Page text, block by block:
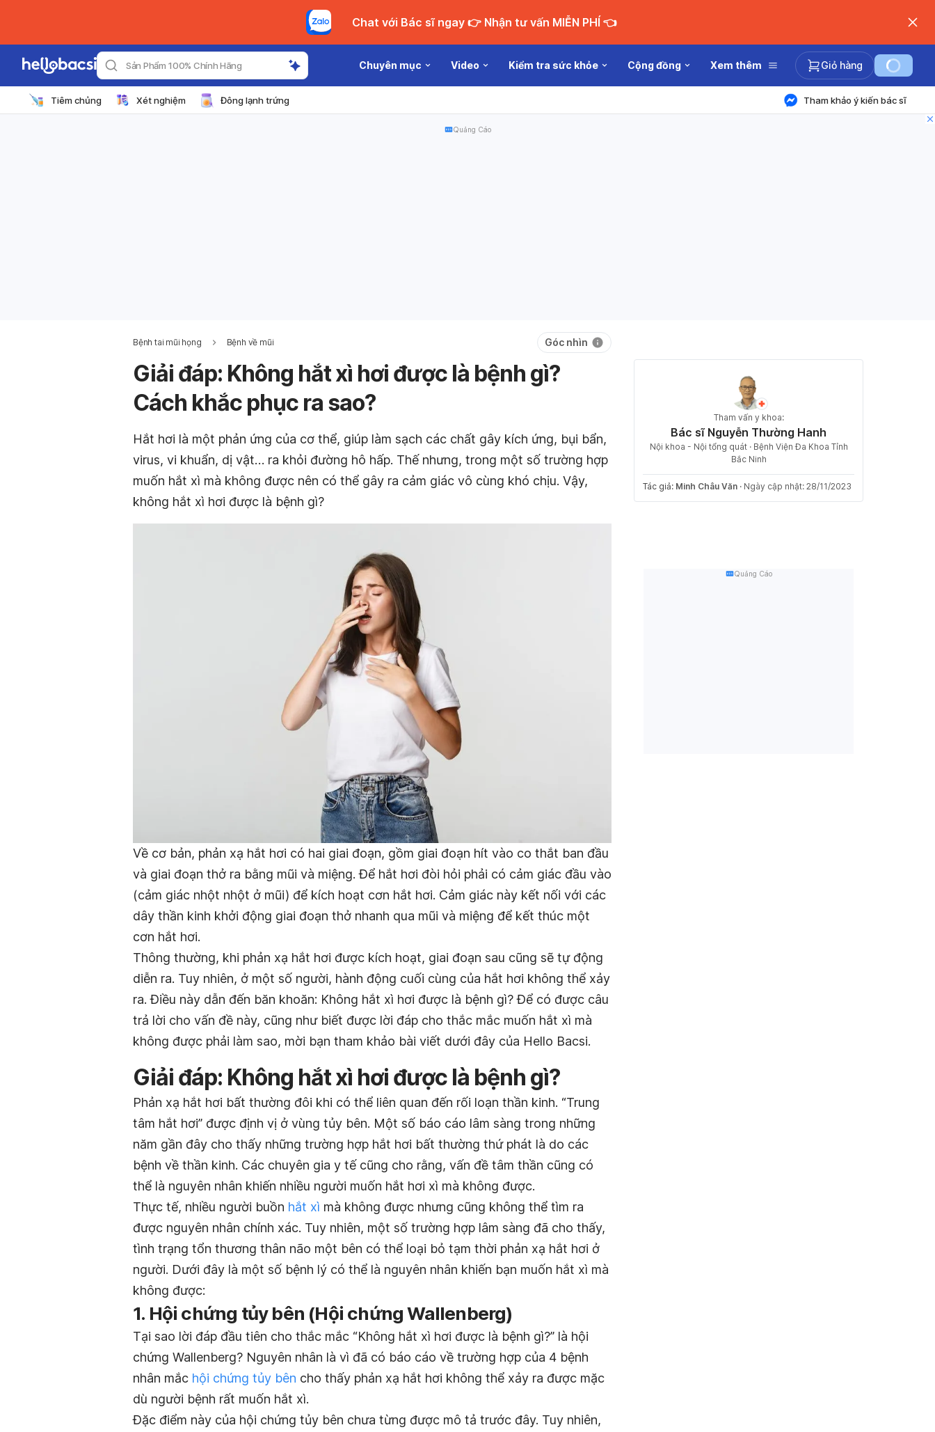
Chat với Bác sĩ ngay 👉 Nhận tư vấn MIỄN PHÍ 👈
Sản Phẩm 100% Chính Hãng Chuyên mục Video Kiểm tra sức khỏe Cộng đồng Xem thêm Giỏ hàng
Tiêm chủng Xét nghiệm Đông lạnh trứng Tham khảo ý kiến bác sĩ
Quảng Cáo
Bệnh tai mũi họng Bệnh về mũi Góc nhìn
Giải đáp: Không hắt xì hơi được là bệnh gì?
Cách khắc phục ra sao?
Hắt hơi là một phản ứng của cơ thể, giúp làm sạch các chất gây kích ứng, bụi bẩn,
virus, vi khuẩn, dị vật… ra khỏi đường hô hấp. Thế nhưng, trong một số trường hợp
muốn hắt xì mà không được nên có thể gây ra cảm giác vô cùng khó chịu. Vậy,
không hắt xì hơi được là bệnh gì?
Về cơ bản, phản xạ hắt hơi có hai giai đoạn, gồm giai đoạn hít vào co thắt ban đầu
và giai đoạn thở ra bằng mũi và miệng. Để hắt hơi đòi hỏi phải có cảm giác đầu vào
(cảm giác nhột nhột ở mũi) để kích hoạt cơn hắt hơi. Cảm giác này kết nối với các
dây thần kinh khởi động giai đoạn thở nhanh qua mũi và miệng để kết thúc một
cơn hắt hơi.
Thông thường, khi phản xạ hắt hơi được kích hoạt, giai đoạn sau cũng sẽ tự động
diễn ra. Tuy nhiên, ở một số người, hành động cuối cùng của hắt hơi không thể xảy
ra. Điều này dẫn đến băn khoăn: Không hắt xì hơi được là bệnh gì? Để có được câu
trả lời cho vấn đề này, cũng như biết được lời đáp cho thắc mắc muốn hắt xì mà
không được phải làm sao, mời bạn tham khảo bài viết dưới đây của Hello Bacsi.
Giải đáp: Không hắt xì hơi được là bệnh gì?
Phản xạ hắt hơi bất thường đôi khi có thể liên quan đến rối loạn thần kinh. “Trung
tâm hắt hơi” được định vị ở vùng tủy bên. Một số báo cáo lâm sàng trong những
năm gần đây cho thấy những trường hợp hắt hơi bất thường thứ phát là do các
bệnh về thần kinh. Các chuyên gia y tế cũng cho rằng, vấn đề tâm thần cũng có
thể là nguyên nhân khiến nhiều người muốn hắt hơi xì mà không được.
Thực tế, nhiều người buồn hắt xì mà không được nhưng cũng không thể tìm ra
được nguyên nhân chính xác. Tuy nhiên, một số trường hợp lâm sàng đã cho thấy,
tình trạng tổn thương thân não một bên có thể loại bỏ tạm thời phản xạ hắt hơi ở
người. Dưới đây là một số bệnh lý có thể là nguyên nhân khiến bạn muốn hắt xì mà
không được:
1. Hội chứng tủy bên (Hội chứng Wallenberg)
Tại sao lời đáp đầu tiên cho thắc mắc “Không hắt xì hơi được là bệnh gì?” là hội
chứng Wallenberg? Nguyên nhân là vì đã có báo cáo về trường hợp của 4 bệnh
nhân mắc hội chứng tủy bên cho thấy phản xạ hắt hơi không thể xảy ra được mặc
dù người bệnh rất muốn hắt xì.
Đặc điểm này của hội chứng tủy bên chưa từng được mô tả trước đây. Tuy nhiên,
Tham vấn y khoa:
Bác sĩ Nguyễn Thường Hanh
Nội khoa - Nội tổng quát · Bệnh Viện Đa Khoa Tỉnh
Bắc Ninh
Tác giả: Minh Châu Văn · Ngày cập nhật: 28/11/2023
Quảng Cáo